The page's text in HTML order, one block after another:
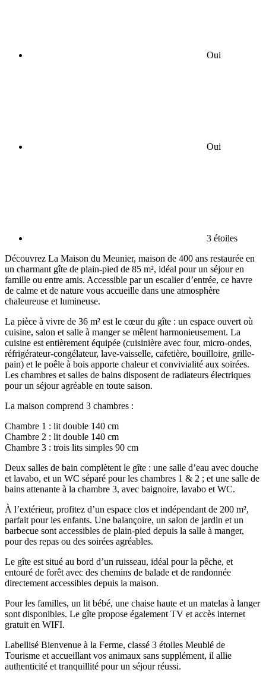
Oui
Oui
3 étoiles
Découvrez La Maison du Meunier, maison de 400 ans restaurée en
un charmant gîte de plain-pied de 85 m², idéal pour un séjour en
famille ou entre amis. Accessible par un escalier d’entrée, ce havre
de calme et de nature vous accueille dans une atmosphère
chaleureuse et lumineuse.
La pièce à vivre de 36 m² est le cœur du gîte : un espace ouvert où
cuisine, salon et salle à manger se mêlent harmonieusement. La
cuisine est entièrement équipée (cuisinière avec four, micro-ondes,
réfrigérateur-congélateur, lave-vaisselle, cafetière, bouilloire, grille-
pain) et le poêle à bois apporte chaleur et convivialité aux soirées.
Les chambres et salles de bains disposent de radiateurs électriques
pour un séjour agréable en toute saison.
La maison comprend 3 chambres :
Chambre 1 : lit double 140 cm
Chambre 2 : lit double 140 cm
Chambre 3 : trois lits simples 90 cm
Deux salles de bain complètent le gîte : une salle d’eau avec douche
et lavabo, et un WC séparé pour les chambres 1 & 2 ; et une salle de
bains attenante à la chambre 3, avec baignoire, lavabo et WC.
À l’extérieur, profitez d’un espace clos et indépendant de 200 m²,
parfait pour les enfants. Une balançoire, un salon de jardin et un
barbecue sont accessibles de plain-pied depuis la salle à manger,
pour des repas ou des soirées agréables.
Le gîte est situé au bord d’un ruisseau, idéal pour la pêche, et
entouré de forêt avec des chemins de balade et de randonnée
directement accessibles depuis la maison.
Pour les familles, un lit bébé, une chaise haute et un matelas à langer
sont disponibles. Le gîte propose également TV et accès internet
gratuit en WIFI.
Labellisé Bienvenue à la Ferme, classé 3 étoiles Meublé de
Tourisme et accueillant vos animaux sans supplément, il allie
authenticité et tranquillité pour un séjour réussi.